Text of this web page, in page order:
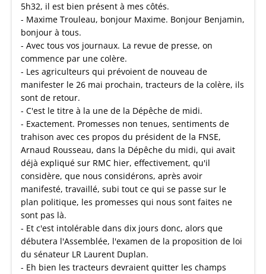
5h32, il est bien présent à mes côtés.
- Maxime Trouleau, bonjour Maxime. Bonjour Benjamin,
bonjour à tous.
- Avec tous vos journaux. La revue de presse, on
commence par une colère.
- Les agriculteurs qui prévoient de nouveau de
manifester le 26 mai prochain, tracteurs de la colère, ils
sont de retour.
- C'est le titre à la une de la Dépêche de midi.
- Exactement. Promesses non tenues, sentiments de
trahison avec ces propos du président de la FNSE,
Arnaud Rousseau, dans la Dépêche du midi, qui avait
déjà expliqué sur RMC hier, effectivement, qu'il
considère, que nous considérons, après avoir
manifesté, travaillé, subi tout ce qui se passe sur le
plan politique, les promesses qui nous sont faites ne
sont pas là.
- Et c'est intolérable dans dix jours donc, alors que
débutera l'Assemblée, l'examen de la proposition de loi
du sénateur LR Laurent Duplan.
- Eh bien les tracteurs devraient quitter les champs